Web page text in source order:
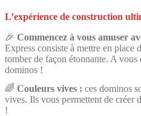
L’expérience de construction
🎉 Commencez à vous amuser
Express consiste à mettre en place
tomber de façon étonnante. A
dominos !
🌈 Couleurs vives : ces dominos
vives. Ils vous permettent de créer
!